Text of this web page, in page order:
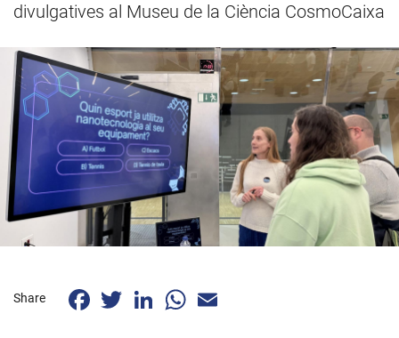
divulgatives al Museu de la Ciència CosmoCaixa
Share FacebookTwitterLinkedInWhatsApp